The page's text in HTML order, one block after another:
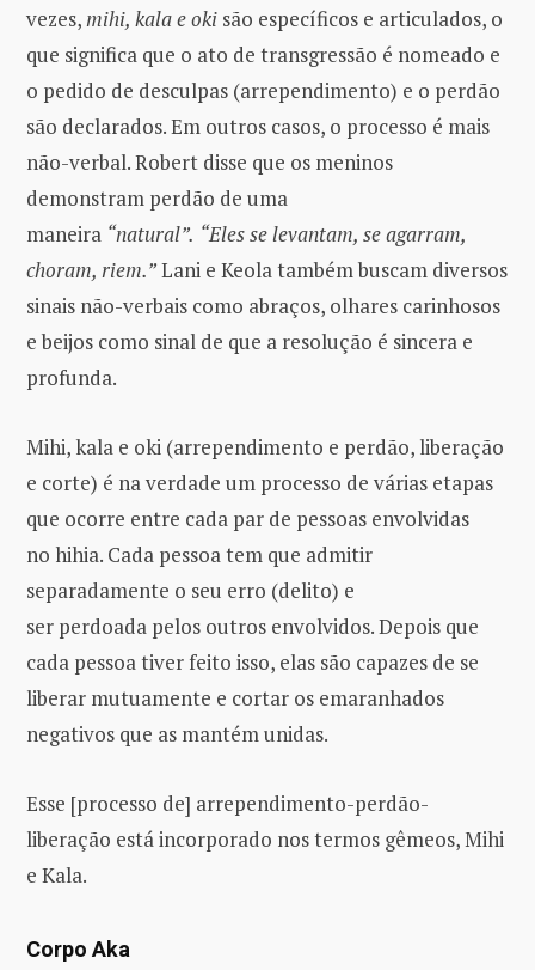
vezes,mihi, kala e oki são específicos e articulados, o
que significa que o ato de transgressão é nomeado e
o pedido de desculpas (arrependimento) e o perdão
são declarados. Em outros casos, o processo é mais
não-verbal. Robert disse que os meninos
demonstram perdão de uma
maneira “natural”. “Eles se levantam, se agarram,
choram, riem.”Lani e Keola também buscam diversos
sinais não-verbais como abraços, olhares carinhosos
e beijos como sinal de que a resolução é sincera e
profunda.
Mihi, kala e oki (arrependimento e perdão, liberação
e corte) é na verdade um processo de várias etapas
que ocorre entre cada par de pessoas envolvidas
no hihia. Cada pessoa tem que admitir
separadamente o seu erro (delito) e
ser perdoada pelos outros envolvidos. Depois que
cada pessoa tiver feito isso, elas são capazes de se
liberar mutuamente e cortar os emaranhados
negativos que as mantém unidas.
Esse [processo de] arrependimento-perdão-
liberação está incorporado nos termos gêmeos, Mihi
e Kala.
Corpo Aka